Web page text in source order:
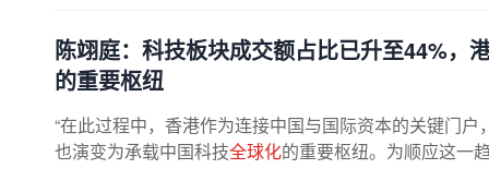
陈翊庭：科技板块成交额占比已升至44%，
的重要枢纽
“在此过程中，香港作为连接中国与国际资本的关键门户
也演变为承载中国科技全球化的重要枢纽。为顺应这一